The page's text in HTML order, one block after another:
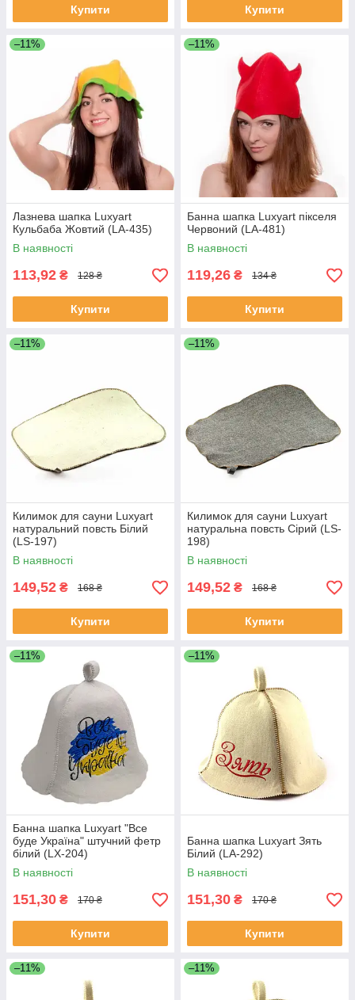
Купити Купити
–11%
Лазнева шапка Luxyart
Кульбаба Жовтий (LA-435)
В наявності
113,92 ₴ 128 ₴
Купити
–11%
Банна шапка Luxyart пікселя
Червоний (LA-481)
В наявності
119,26 ₴ 134 ₴
Купити
–11%
Килимок для сауни Luxyart
натуральний повсть Білий
(LS-197)
В наявності
149,52 ₴ 168 ₴
Купити
–11%
Килимок для сауни Luxyart
натуральна повсть Сірий (LS-
198)
В наявності
149,52 ₴ 168 ₴
Купити
–11%
Банна шапка Luxyart "Все
буде Україна" штучний фетр
білий (LX-204)
В наявності
151,30 ₴ 170 ₴
Купити
–11%
Банна шапка Luxyart Зять
Білий (LA-292)
В наявності
151,30 ₴ 170 ₴
Купити
–11% –11%